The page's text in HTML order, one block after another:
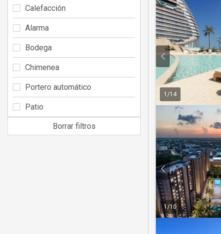
1 /14
1 /10
Calefacción
Alarma
Bodega
Chimenea
Portero automático
Patio
Borrar filtros